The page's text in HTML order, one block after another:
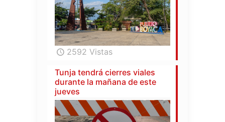
2592 Vistas
Tunja tendrá cierres viales
durante la mañana de este
jueves